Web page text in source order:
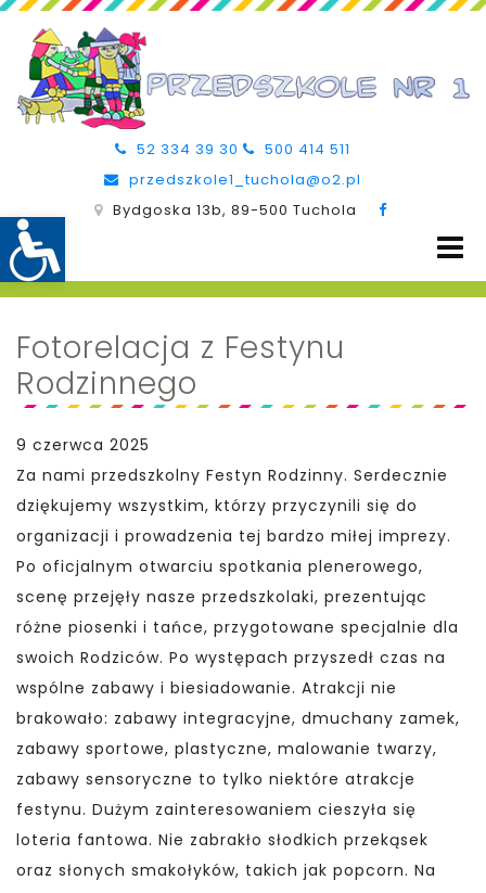
52 334 39 30
500 414 511
przedszkole1_tuchola@o2.pl
Bydgoska 13b, 89-500 Tuchola
Fotorelacja z Festynu
Rodzinnego
9 czerwca 2025
Za nami przedszkolny Festyn Rodzinny. Serdecznie
dziękujemy wszystkim, którzy przyczynili się do
organizacji i prowadzenia tej bardzo miłej imprezy.
Po oficjalnym otwarciu spotkania plenerowego,
scenę przejęły nasze przedszkolaki, prezentując
różne piosenki i tańce, przygotowane specjalnie dla
swoich Rodziców. Po występach przyszedł czas na
wspólne zabawy i biesiadowanie. Atrakcji nie
brakowało: zabawy integracyjne, dmuchany zamek,
zabawy sportowe, plastyczne, malowanie twarzy,
zabawy sensoryczne to tylko niektóre atrakcje
festynu. Dużym zainteresowaniem cieszyła się
loteria fantowa. Nie zabrakło słodkich przekąsek
oraz słonych smakołyków, takich jak popcorn. Na